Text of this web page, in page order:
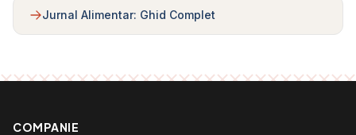
Jurnal Alimentar: Ghid Complet
COMPANIE